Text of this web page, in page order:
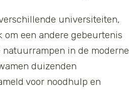
universiteiten,
om een andere gebeurtenis
in de moderne
duizenden
voor noodhulp en